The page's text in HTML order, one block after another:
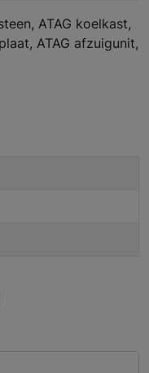
ATAG koelkast,
ATAG afzuigunit,